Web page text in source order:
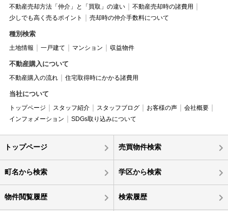
不動産売却方法「仲介」と「買取」の違い
不動産売却時の諸費用
少しでも高く売るポイント
売却時の仲介手数料について
種別検索
土地情報 一戸建て マンション 収益物件
不動産購入について
不動産購入の流れ 住宅取得時にかかる諸費用
当社について
トップページ スタッフ紹介 スタッフブログ お客様の声
会社概要
インフォメーション
SDGs取り込みについて
トップページ 売買物件検索
町名から検索 学区から検索
物件閲覧履歴 検索履歴